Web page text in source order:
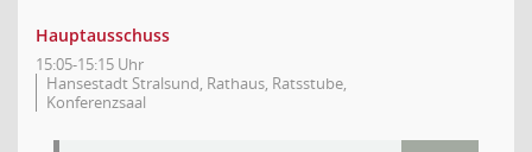
Hauptausschuss
15:05-15:15 Uhr
Hansestadt Stralsund, Rathaus, Ratsstube,
Konferenzsaal